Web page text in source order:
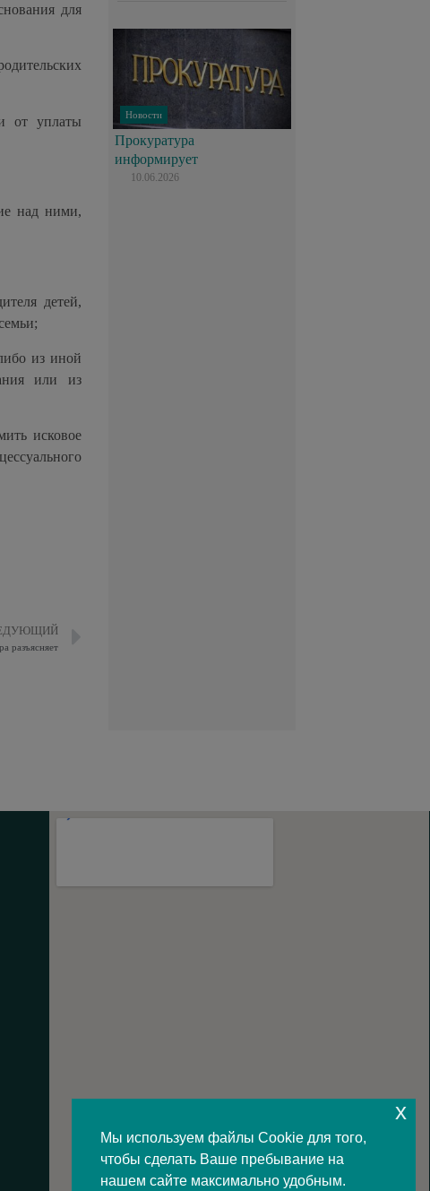
для
от уплаты
над ними,
детей,
из иной
или из
исковое
разъясняет
Новости
Прокуратура
информирует
10.06.2026
Мы используем файлы Cookie для того,
чтобы сделать Ваше пребывание на
нашем сайте максимально удобным.
x